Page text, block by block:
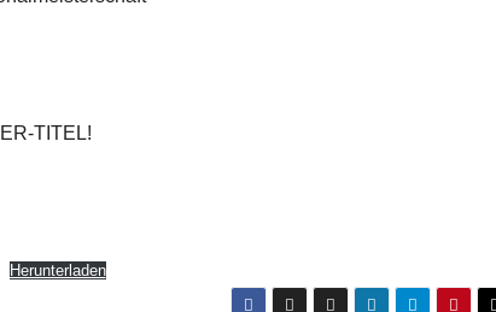
TITEL!
Herunterladen